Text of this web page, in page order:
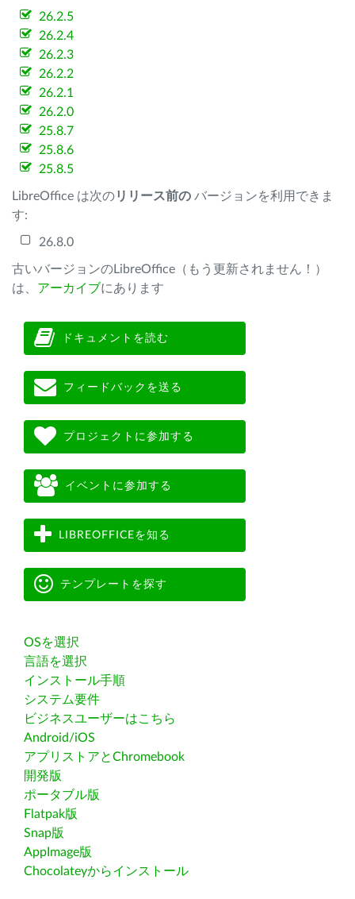
26.2.5
26.2.4
26.2.3
26.2.2
26.2.1
26.2.0
25.8.7
25.8.6
25.8.5
LibreOffice は次のリリース前の バージョンを利用できま
す:
26.8.0
古いバージョンのLibreOffice（もう更新されません！）
は、 アーカイブにあります
ドキュメントを読む
フィードバックを送る
プロジェクトに参加する
イベントに参加する
LIBREOFFICEを知る
テンプレートを探す
OSを選択
言語を選択
インストール手順
システム要件
ビジネスユーザーはこちら
Android/iOS
アプリストアとChromebook
開発版
ポータブル版
Flatpak版
Snap版
AppImage版
Chocolateyからインストール